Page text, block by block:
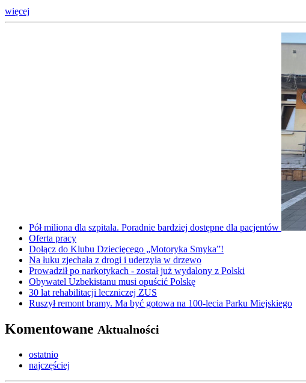
więcej
Pół miliona dla szpitala. Poradnie bardziej dostępne dla pacjentów
Oferta pracy
Dołącz do Klubu Dziecięcego „Motoryka Smyka”!
Na łuku zjechała z drogi i uderzyła w drzewo
Prowadził po narkotykach - został już wydalony z Polski
Obywatel Uzbekistanu musi opuścić Polskę
30 lat rehabilitacji leczniczej ZUS
Ruszył remont bramy. Ma być gotowa na 100-lecia Parku Miejskiego
Komentowane Aktualności
ostatnio
najczęściej